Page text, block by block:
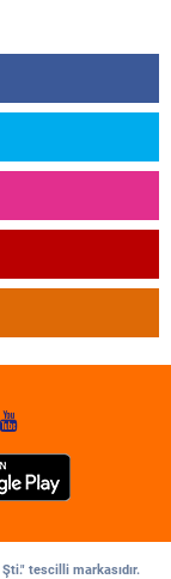
tescilli markasıdır.